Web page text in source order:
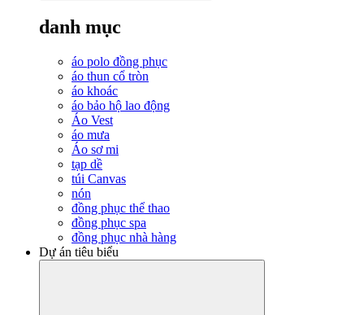
danh mục
áo polo đồng phục
áo thun cổ tròn
áo khoác
áo bảo hộ lao động
Áo Vest
áo mưa
Áo sơ mi
tạp dề
túi Canvas
nón
đồng phục thể thao
đồng phục spa
đồng phục nhà hàng
Dự án tiêu biểu